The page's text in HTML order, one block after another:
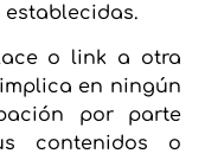
o link a otra
en ningún
por parte
contenidos o